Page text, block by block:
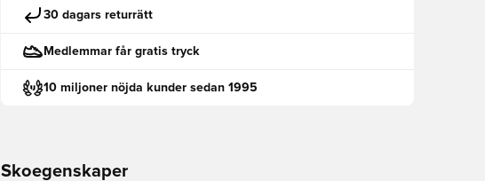
30 dagars returrätt
Medlemmar får gratis tryck
10 miljoner nöjda kunder sedan 1995
Skoegenskaper